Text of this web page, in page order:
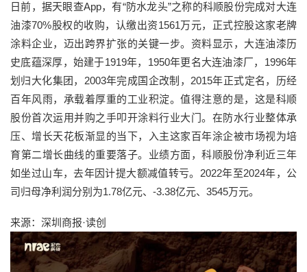
日前，据天眼查App，有“防水龙头”之称的科顺股份完成对大连
油漆70%股权的收购，认缴出资1561万元，正式控股这家老牌
涂料企业，迈出跨界扩张的关键一步。资料显示，大连油漆历
史底蕴深厚，始建于1919年，1950年更名大连油漆厂，1996年
划归大化集团，2003年完成国企改制，2015年正式定名，历经
百年风雨，承载着厚重的工业积淀。值得注意的是，这是科顺
股份首次运用并购之手叩开涂料行业大门。在防水行业整体承
压、增长天花板渐显的当下，入主这家百年涂企被市场视为培
育第二增长曲线的重要落子。业绩方面，科顺股份净利近三年
如坐过山车，去年因计提大额减值转亏。2022年至2024年，公
司归母净利润分别为1.78亿元、-3.38亿元、3545万元。
来源：深圳商报·读创